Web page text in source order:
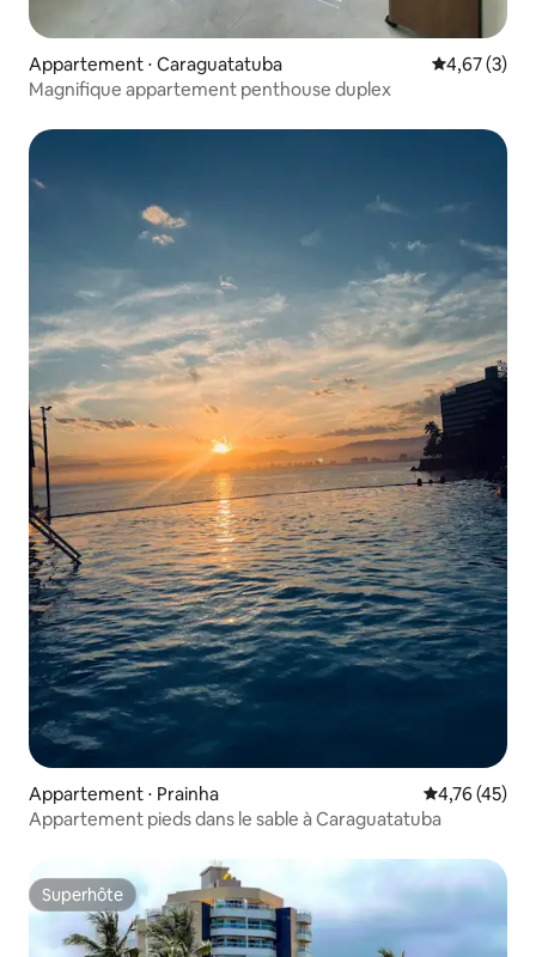
Appartement ⋅ Caraguatatuba Évaluation
4,67 (3)
Magnifique appartement penthouse duplex
Appartement ⋅ Prainha Évaluation
4,76 (45)
Appartement pieds dans le sable à Caraguatatuba
Superhôte
Superhôte